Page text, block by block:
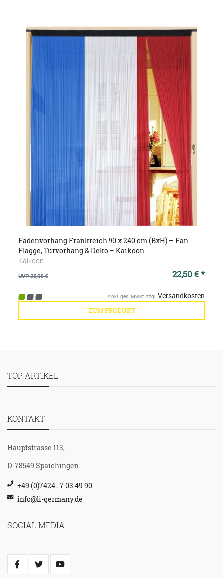
Fadenvorhang Frankreich 90 x 240 cm (BxH) – Fan
Flagge, Türvorhang & Deko – Kaikoon
Kaikoon
UVP 25,95 € 22,50 € *
*inkl. ges. MwSt. zzgl. Versandkosten
ZUM PRODUKT
TOP ARTIKEL
KONTAKT
Hauptstrasse 113,
D-78549 Spaichingen
+49 (0)7424 . 7 03 49 90
info@li-germany.de
SOCIAL MEDIA